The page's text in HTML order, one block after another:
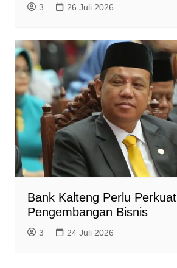
3 26 Juli 2026
Bank Kalteng Perlu Perkuat
Pengembangan Bisnis
3 24 Juli 2026